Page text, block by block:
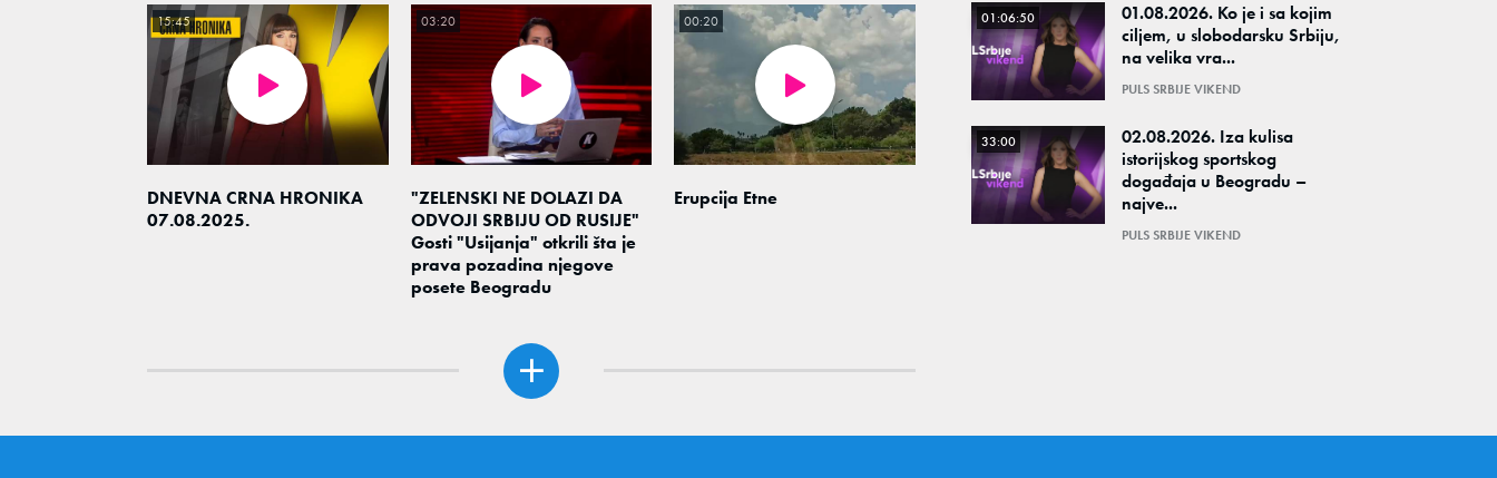
DNEVNA CRNA HRONIKA
07.08.2025.
15:45
"ZELENSKI NE DOLAZI DA
ODVOJI SRBIJU OD RUSIJE"
Gosti "Usijanja" otkrili šta je
prava pozadina njegove
posete Beogradu
03:20
Erupcija Etne
00:20 01:06:50
01.08.2026. Ko je i sa kojim
ciljem, u slobodarsku Srbiju,
na velika vra...
PULS SRBIJE VIKEND
33:00
02.08.2026. Iza kulisa
istorijskog sportskog
događaja u Beogradu –
najve...
PULS SRBIJE VIKEND